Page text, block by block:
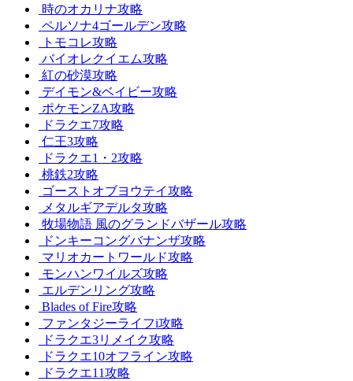
時のオカリナ攻略
ペルソナ4ゴールデン攻略
トモコレ攻略
バイオレクイエム攻略
紅の砂漠攻略
デイモン&ベイビー攻略
ポケモンZA攻略
ドラクエ7攻略
仁王3攻略
ドラクエ1・2攻略
桃鉄2攻略
ゴーストオブヨウテイ攻略
メタルギアデルタ攻略
牧場物語 風のグランドバザール攻略
ドンキーコングバナンザ攻略
マリオカートワールド攻略
モンハンワイルズ攻略
エルデンリング攻略
Blades of Fire攻略
ファンタジーライフi攻略
ドラクエ3リメイク攻略
ドラクエ10オフライン攻略
ドラクエ11攻略